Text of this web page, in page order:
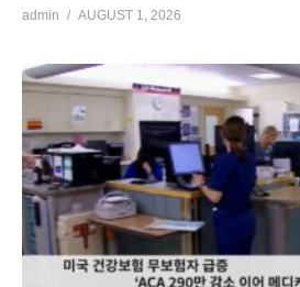
admin AUGUST 1, 2026